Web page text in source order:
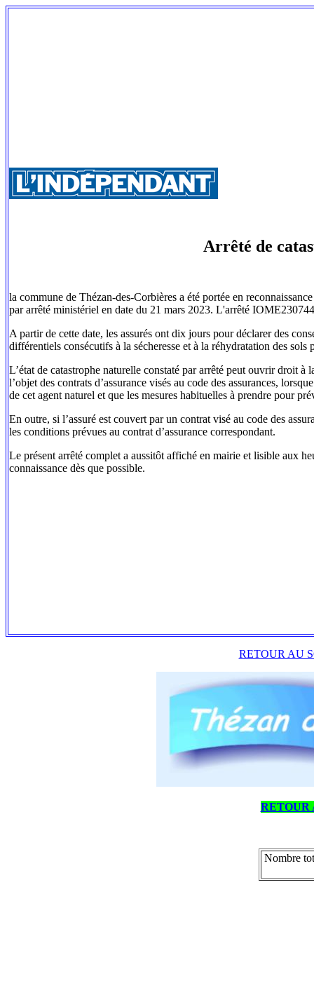
Arrêté de
la commune de Thézan-des-Corbières a été portée en
par arrêté ministériel en date du 21 mars 2023. L'arrêté
A partir de cette date, les assurés ont dix jours pour déclarer des
différentiels consécutifs à la sécheresse et à la réhydratation des
L’état de catastrophe naturelle constaté par arrêté peut ouvrir droit à
l’objet des contrats d’assurance visés au code des assurances,
de cet agent naturel et que les mesures habituelles à prendre pour
En outre, si l’assuré est couvert par un contrat visé au code des
les conditions prévues au contrat d’assurance correspondant.
Le présent arrêté complet a aussitôt affiché en mairie et lisible aux
connaissance dès que possible.
RETOUR AU
RETOUR
Nombre